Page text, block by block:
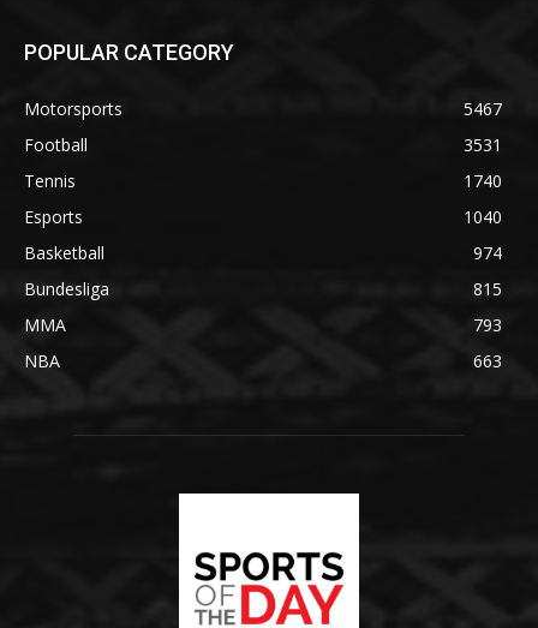
POPULAR CATEGORY
Motorsports
5467
Football
3531
Tennis
1740
Esports
1040
Basketball
974
Bundesliga
815
MMA
793
NBA
663